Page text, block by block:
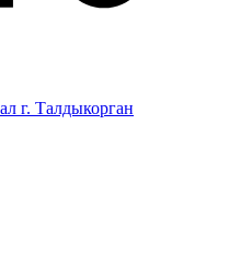
г. Талдыкорган